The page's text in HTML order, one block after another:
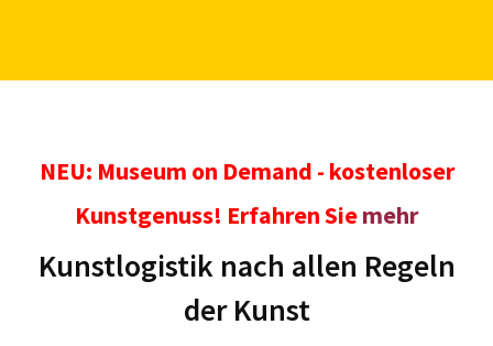
NEU: Museum on Demand - kostenloser
Kunstgenuss! Erfahren Siemehr
Kunstlogistik nach allen Regeln
der Kunst